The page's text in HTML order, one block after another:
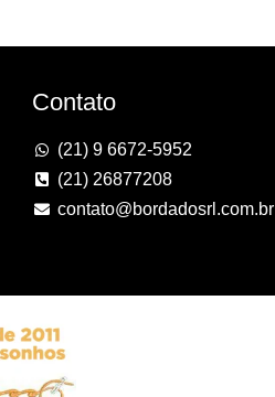
Contato
(21) 9 6672-5952
(21) 26877208
contato@bordadosrl.com.br